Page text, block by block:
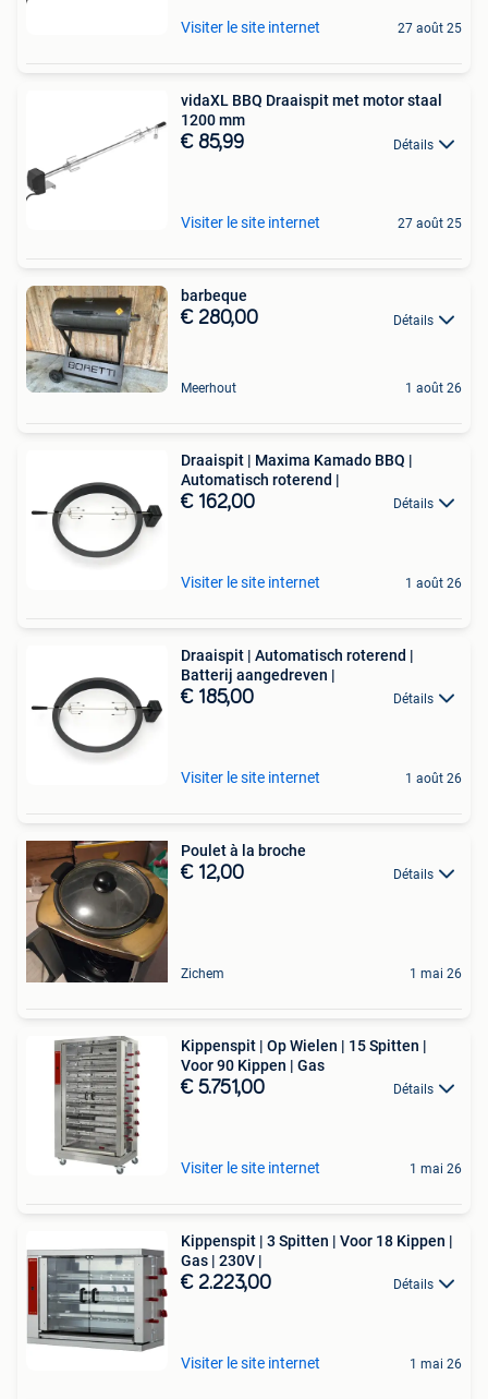
Visiter le site internet 27 août 25
vidaXL BBQ Draaispit met motor staal
1200 mm
€ 85,99 Détails
Visiter le site internet 27 août 25
barbeque
€ 280,00 Détails
Meerhout 1 août 26
Draaispit | Maxima Kamado BBQ |
Automatisch roterend |
€ 162,00 Détails
Visiter le site internet 1 août 26
Draaispit | Automatisch roterend |
Batterij aangedreven |
€ 185,00 Détails
Visiter le site internet 1 août 26
Poulet à la broche
€ 12,00 Détails
Zichem 1 mai 26
Kippenspit | Op Wielen | 15 Spitten |
Voor 90 Kippen | Gas
€ 5.751,00 Détails
Visiter le site internet 1 mai 26
Kippenspit | 3 Spitten | Voor 18 Kippen |
Gas | 230V |
€ 2.223,00 Détails
Visiter le site internet 1 mai 26